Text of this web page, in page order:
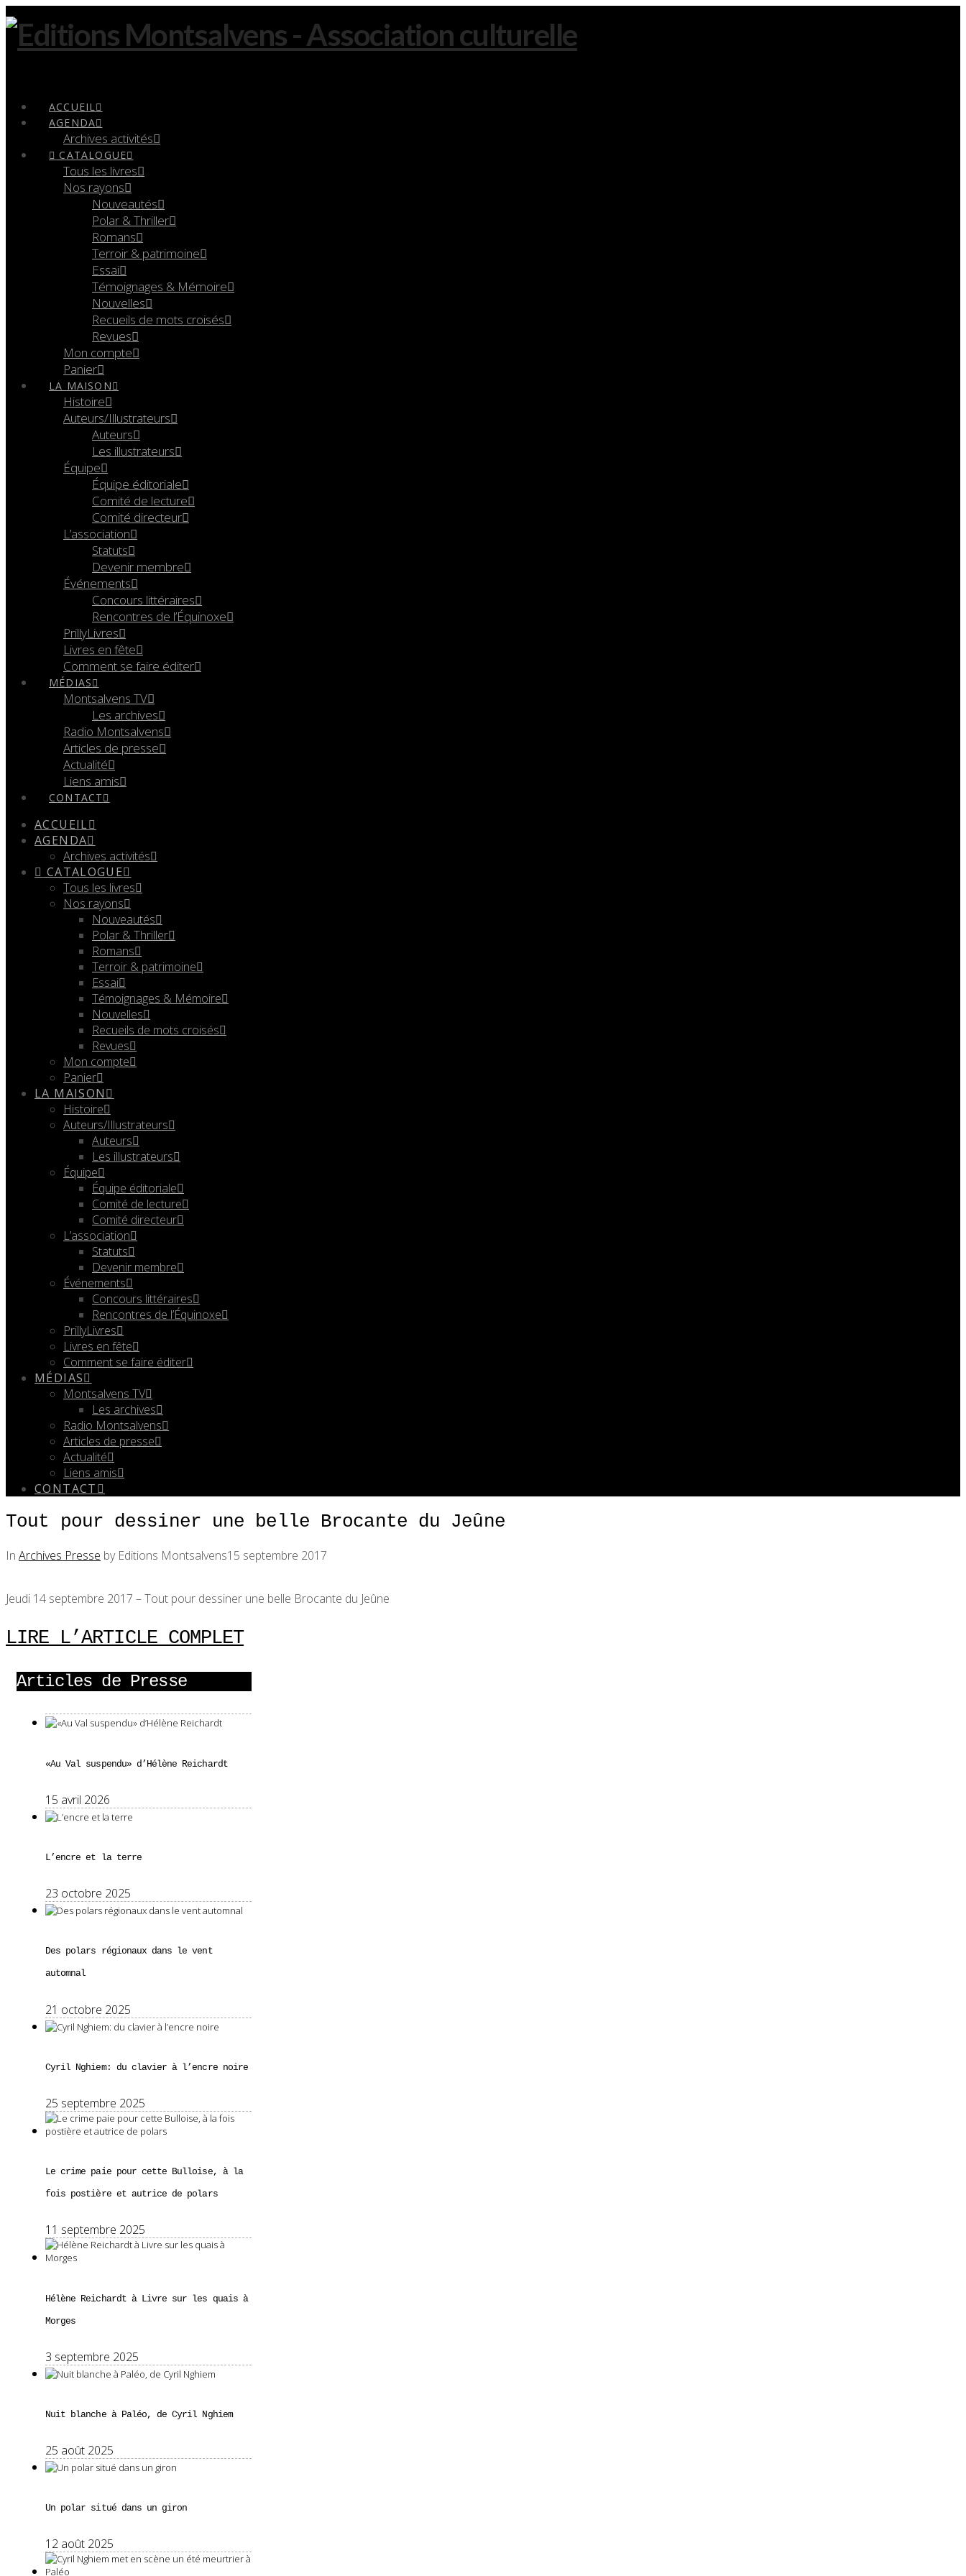
ACCUEIL
AGENDA
Archives activités
CATALOGUE
Tous les livres
Nos rayons
Nouveautés
Polar & Thriller
Romans
Terroir & patrimoine
Essai
Témoignages & Mémoire
Nouvelles
Recueils de mots croisés
Revues
Mon compte
Panier
LA MAISON
Histoire
Auteurs/Illustrateurs
Auteurs
Les illustrateurs
Équipe
Équipe éditoriale
Comité de lecture
Comité directeur
L’association
Statuts
Devenir membre
Événements
Concours littéraires
Rencontres de l’Équinoxe
PrillyLivres
Livres en fête
Comment se faire éditer
MÉDIAS
Montsalvens TV
Les archives
Radio Montsalvens
Articles de presse
Actualité
Liens amis
CONTACT
ACCUEIL
AGENDA
Archives activités
CATALOGUE
Tous les livres
Nos rayons
Nouveautés
Polar & Thriller
Romans
Terroir & patrimoine
Essai
Témoignages & Mémoire
Nouvelles
Recueils de mots croisés
Revues
Mon compte
Panier
LA MAISON
Histoire
Auteurs/Illustrateurs
Auteurs
Les illustrateurs
Équipe
Équipe éditoriale
Comité de lecture
Comité directeur
L’association
Statuts
Devenir membre
Événements
Concours littéraires
Rencontres de l’Équinoxe
PrillyLivres
Livres en fête
Comment se faire éditer
MÉDIAS
Montsalvens TV
Les archives
Radio Montsalvens
Articles de presse
Actualité
Liens amis
CONTACT
Tout pour dessiner une belle Brocante du Jeûne
In Archives Presse by Editions Montsalvens15 septembre 2017
Jeudi 14 septembre 2017 – Tout pour dessiner une belle Brocante du Jeûne
LIRE L’ARTICLE COMPLET
Articles de Presse
«Au Val suspendu» d’Hélène Reichardt
15 avril 2026
L’encre et la terre
23 octobre 2025
Des polars régionaux dans le vent
automnal
21 octobre 2025
Cyril Nghiem: du clavier à l’encre noire
25 septembre 2025
Le crime paie pour cette Bulloise, à la
fois postière et autrice de polars
11 septembre 2025
Hélène Reichardt à Livre sur les quais à
Morges
3 septembre 2025
Nuit blanche à Paléo, de Cyril Nghiem
25 août 2025
Un polar situé dans un giron
12 août 2025